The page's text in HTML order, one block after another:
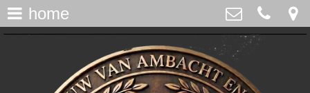
>
>
Bakker Van Helden
Westdijk 12, Middelharnis
0187-482065
info@bakkervanhelden.nl
home